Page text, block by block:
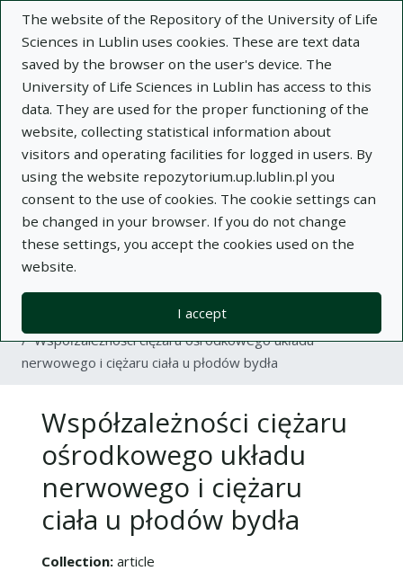
The website of the Repository of the University of Life
Sciences in Lublin uses cookies. These are text data
saved by the browser on the user's device. The
University of Life Sciences in Lublin has access to this
data. They are used for the proper functioning of the
website, collecting statistical information about
visitors and operating facilities for logged in users. By
using the website repozytorium.up.lublin.pl you
consent to the use of cookies. The cookie settings can
be changed in your browser. If you do not change
these settings, you accept the cookies used on the
website.
I accept
Repository of University of Life Sciences
in Lublin
Współzależności ciężaru ośrodkowego układu
nerwowego i ciężaru ciała u płodów bydła
Współzależności ciężaru
ośrodkowego układu
nerwowego i ciężaru
ciała u płodów bydła
Collection article